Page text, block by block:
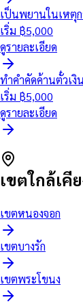
เป็นพยานในเหตุ
เริ่ม ฿5,000
ดูรายละเอียด
ทำคำคัดค้านตั๋วเงิ
เริ่ม ฿5,000
ดูรายละเอียด
เขตใกล้เคี
เขตหนองจอก
เขตบางรัก
เขตพระโขนง